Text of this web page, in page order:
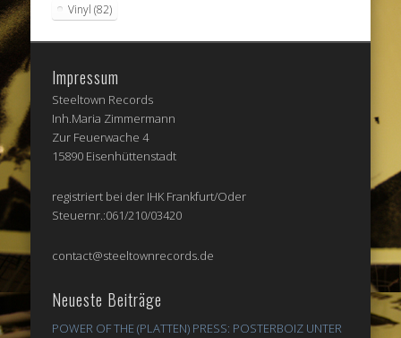
Vinyl (82)
Impressum
Steeltown Records
Inh.Maria Zimmermann
Zur Feuerwache 4
15890 Eisenhüttenstadt
registriert bei der IHK Frankfurt/Oder
Steuernr.:061/210/03420
contact@steeltownrecords.de
Neueste Beiträge
POWER OF THE (PLATTEN) PRESS: POSTERBOIZ UNTER